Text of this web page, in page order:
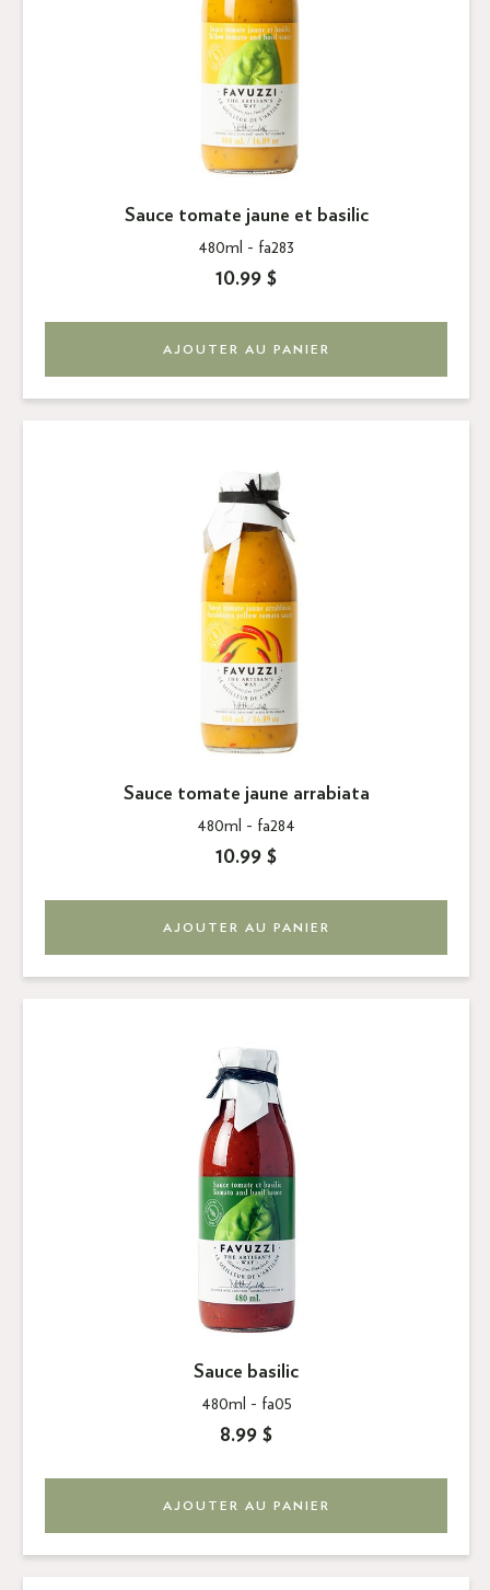
Sauce tomate jaune et basilic
480ml - fa283
10.99 $
AJOUTER AU PANIER
Sauce tomate jaune arrabiata
480ml - fa284
10.99 $
AJOUTER AU PANIER
Sauce basilic
480ml - fa05
8.99 $
AJOUTER AU PANIER